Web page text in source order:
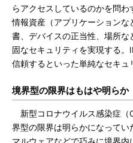
らアクセスしているのかを問わ
情報資産（アプリケーション
書、デバイスの正当性、場所
固なセキュリティを実現する
信頼するといった単純なセキュ
境界型の限界はもはや明らか
新型コロナウイルス感染症（
界型の限界は明らかになってい